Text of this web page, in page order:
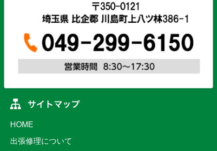
HOME
出張修理について